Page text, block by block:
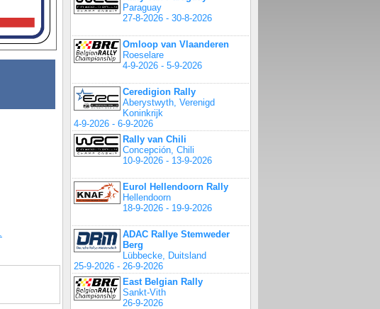
Paraguay
27-8-2026 - 30-8-2026
Omloop van Vlaanderen
Roeselare
4-9-2026 - 5-9-2026
Ceredigion Rally
Aberystwyth, Verenigd
Koninkrijk
4-9-2026 - 6-9-2026
Rally van Chili
Concepción, Chili
10-9-2026 - 13-9-2026
Eurol Hellendoorn Rally
Hellendoorn
18-9-2026 - 19-9-2026
ADAC Rallye Stemweder
Berg
Lübbecke, Duitsland
25-9-2026 - 26-9-2026
East Belgian Rally
Sankt-Vith
26-9-2026